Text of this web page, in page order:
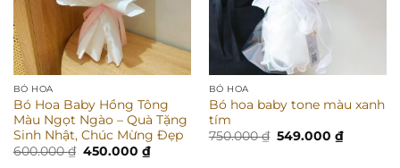
BÓ HOA
Bó Hoa Baby Hồng Tông
Màu Ngọt Ngào – Quà Tặng
Sinh Nhật, Chúc Mừng Đẹp
600.000₫ Giá
450.000 ₫Giá
hiện
BÓ HOA
Bó hoa baby tone màu xanh
tím
750.000₫ Giá
549.000 ₫Giá
hiện